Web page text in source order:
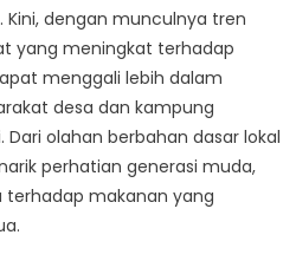
dengan munculnya tren
yang meningkat terhadap
menggali lebih dalam
desa dan kampung
olahan berbahan dasar lokal
perhatian generasi muda,
terhadap makanan yang